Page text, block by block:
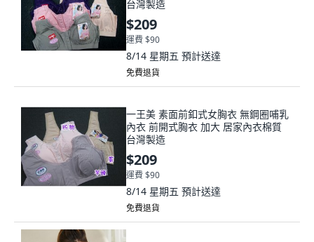
台灣製造
$209
運費 $90
8/14 星期五 預計送達
免費退貨
一王美 素面前釦式女胸衣 無鋼圈哺乳
內衣 前開式胸衣 加大 居家內衣棉質
台灣製造
$209
運費 $90
8/14 星期五 預計送達
免費退貨